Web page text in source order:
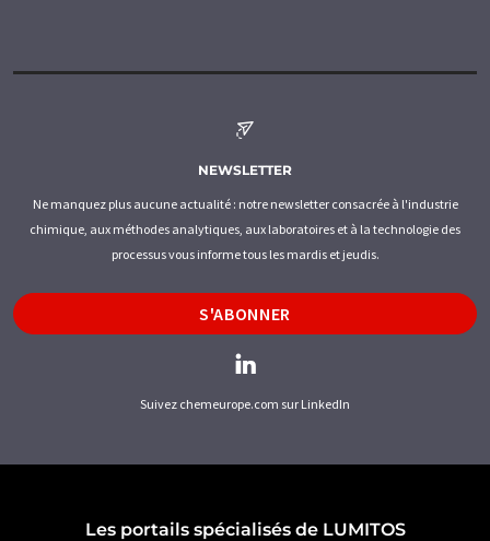
NEWSLETTER
Ne manquez plus aucune actualité : notre newsletter consacrée à l'industrie
chimique, aux méthodes analytiques, aux laboratoires et à la technologie des
processus vous informe tous les mardis et jeudis.
S'ABONNER
Suivez chemeurope.com sur LinkedIn
Les portails spécialisés de LUMITOS